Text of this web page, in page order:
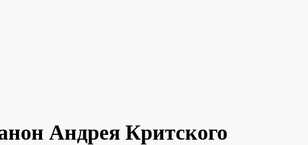
Андрея Критского